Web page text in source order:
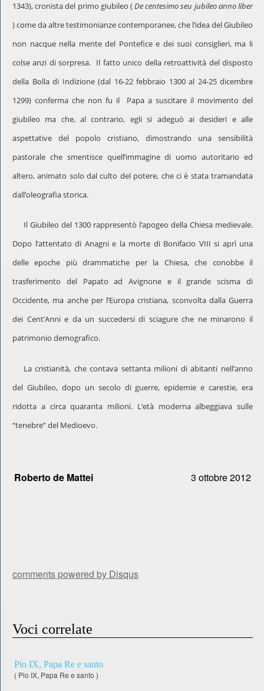
1343), cronista del primo giubileo (De centesimo seu jubileo anno liber
) come da altre testimonianze contemporanee, che l’idea del Giubileo
non nacque nella mente del Pontefice e dei suoi consiglieri, ma li
colse anzi di sorpresa. Il fatto unico della retroattività del disposto
della Bolla di Indizione (dal 16-22 febbraio 1300 al 24-25 dicembre
1299) conferma che non fu il Papa a suscitare il movimento del
giubileo ma che, al contrario, egli si adeguò ai desideri e alle
aspettative del popolo cristiano, dimostrando una sensibilità
pastorale che smentisce quell’immagine di uomo autoritario ed
altero, animato solo dal culto del potere, che ci è stata tramandata
dall’oleografia storica.
Il Giubileo del 1300 rappresentò l’apogeo della Chiesa medievale.
Dopo l’attentato di Anagni e la morte di Bonifacio VIII si aprì una
delle epoche più drammatiche per la Chiesa, che conobbe il
trasferimento del Papato ad Avignone e il grande scisma di
Occidente, ma anche per l’Europa cristiana, sconvolta dalla Guerra
dei Cent’Anni e da un succedersi di sciagure che ne minarono il
patrimonio demografico.
La cristianità, che contava settanta milioni di abitanti nell’anno
del Giubileo, dopo un secolo di guerre, epidemie e carestie, era
ridotta a circa quaranta milioni. L’età moderna albeggiava sulle
“tenebre” del Medioevo.
Roberto de Mattei 3 ottobre 2012
comments powered by Disqus
Voci correlate
Pio IX, Papa Re e santo
( Pio IX, Papa Re e santo )